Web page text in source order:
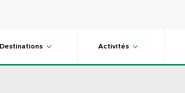
Destinations Activités